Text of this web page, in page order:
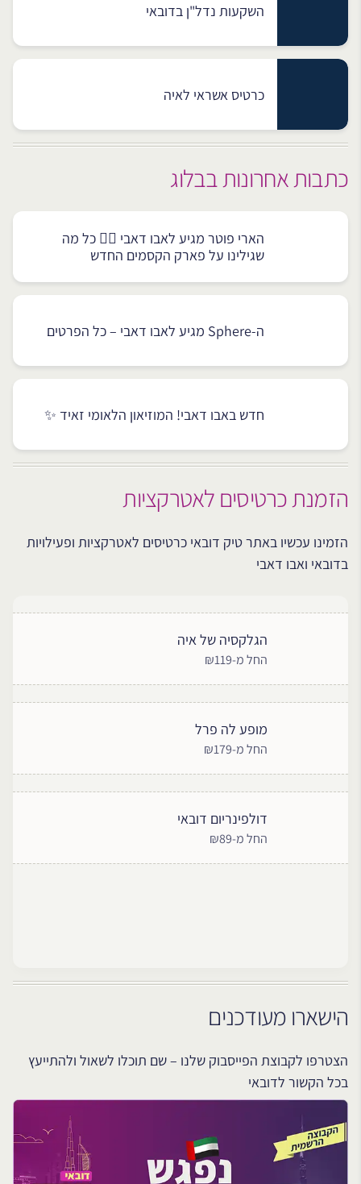
השקעות נדל"ן בדובאי
כרטיס אשראי לאיה
כתבות אחרונות בבלוג
הארי פוטר מגיע לאבו דאבי 🧙‍♂️ כל מה
שגילינו על פארק הקסמים החדש
ה-Sphere מגיע לאבו דאבי – כל הפרטים
חדש באבו דאבי! המוזיאון הלאומי זאיד ✨
הזמנת כרטיסים לאטרקציות
הזמינו עכשיו באתר טיק דובאי כרטיסים לאטרקציות ופעילויות
בדובאי ואבו דאבי
הגלקסיה של איה
החל מ-₪119
מופע לה פרל
החל מ-₪179
דולפינריום דובאי
החל מ-₪89
הישארו מעודכנים
הצטרפו לקבוצת הפייסבוק שלנו – שם תוכלו לשאול ולהתייעץ
בכל הקשור לדובאי